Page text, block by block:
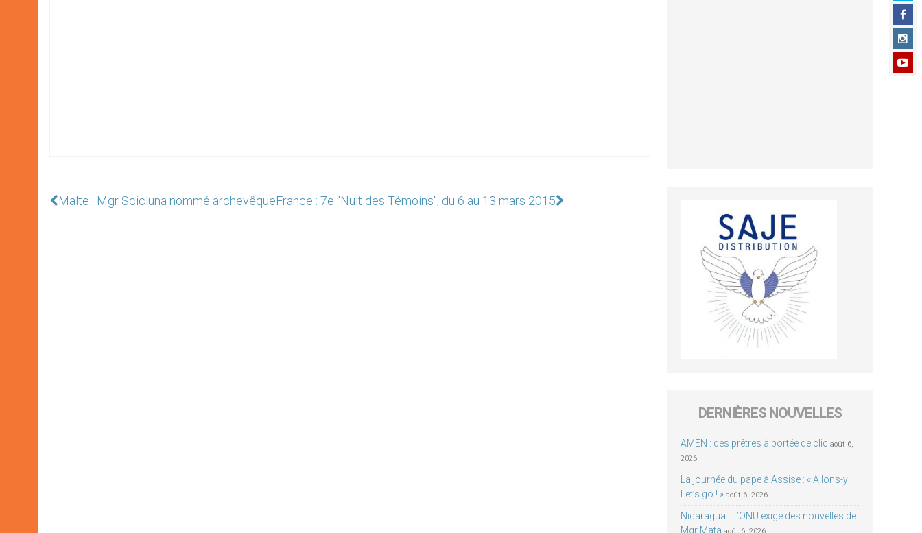
Malte : Mgr Scicluna nommé archevêqueFrance : 7e "Nuit des Témoins", du 6 au 13 mars 2015
DERNIÈRES NOUVELLES
AMEN : des prêtres à portée de clic août 6,
2026
La journée du pape à Assise : « Allons-y !
Let’s go ! » août 6, 2026
Nicaragua : L’ONU exige des nouvelles de
Mgr Mata